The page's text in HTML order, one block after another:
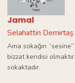
Jamal
Selahattin Demirtaş
Ama sokağın
bizzat kendisi
sokaktadır.